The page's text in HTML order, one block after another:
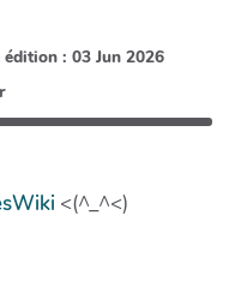
édition : 03 Jun 2026
<(^_^<)